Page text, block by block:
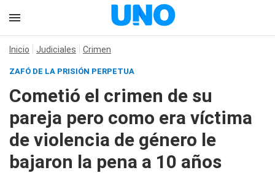
Inicio Judiciales Crimen
ZAFÓ DE LA PRISIÓN PERPETUA
Cometió el crimen de su
pareja pero como era víctima
de violencia de género le
bajaron la pena a 10 años